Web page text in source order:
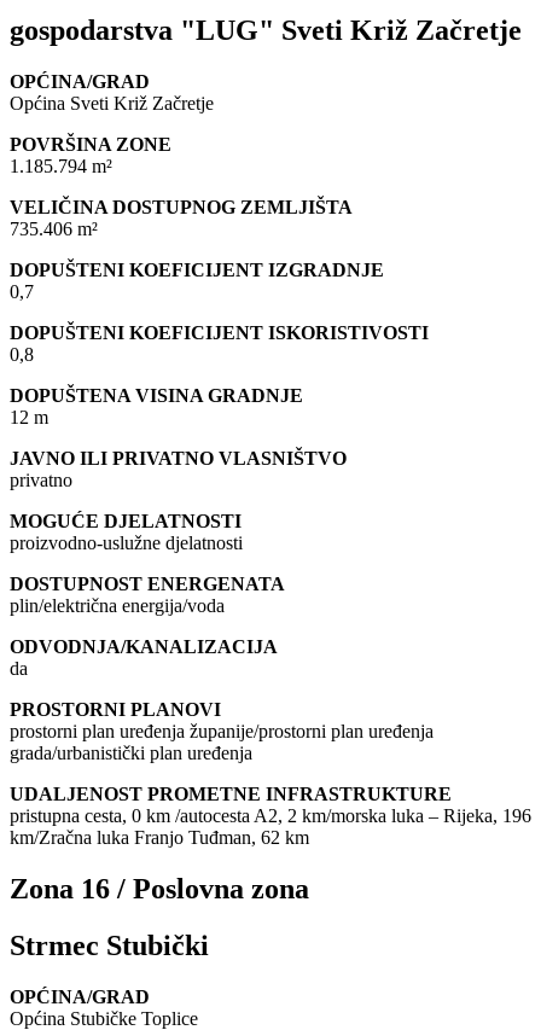
gospodarstva "LUG" Sveti Križ Začretje
OPĆINA/GRAD
Općina Sveti Križ Začretje
POVRŠINA ZONE
1.185.794 m²
VELIČINA DOSTUPNOG ZEMLJIŠTA
735.406 m²
DOPUŠTENI KOEFICIJENT IZGRADNJE
0,7
DOPUŠTENI KOEFICIJENT ISKORISTIVOSTI
0,8
DOPUŠTENA VISINA GRADNJE
12 m
JAVNO ILI PRIVATNO VLASNIŠTVO
privatno
MOGUĆE DJELATNOSTI
proizvodno-uslužne djelatnosti
DOSTUPNOST ENERGENATA
plin/električna energija/voda
ODVODNJA/KANALIZACIJA
da
PROSTORNI PLANOVI
prostorni plan uređenja županije/prostorni plan uređenja
grada/urbanistički plan uređenja
UDALJENOST PROMETNE INFRASTRUKTURE
pristupna cesta, 0 km /autocesta A2, 2 km/morska luka – Rijeka, 196
km/Zračna luka Franjo Tuđman, 62 km
Zona 16 / Poslovna zona
Strmec Stubički
OPĆINA/GRAD
Općina Stubičke Toplice